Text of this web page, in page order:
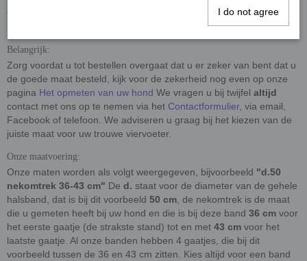
Omschrijving: Dog Collar 3cm, Turquoise, Blue Neoprene Fabric
Belangrijk:
Zorg voordat u tot bestellen overgaat dat u er zeker van bent dat u
de goede maat besteld, kijk voor de zekerheid nog even op onze
pagina Het opmeten van uw hond We vragen u bij twijfel altijd
contact met ons op te nemen via het Contactformulier, via email,
Facebook of telefoon. We adviseren u graag bij het kiezen van de
juiste maat voor uw trouwe viervoeter.
Onze maatvoering:
Onze maten worden als volgt weergegeven, bijvoorbeeld "d.50
nekomtrek 36-43 cm" De d. staat voor de diameter van de gehele
halsband, dat is bij dit voorbeeld 50 cm , de nekomtrek is de maat
die u gemeten heeft bij uw hond en die is bij deze band 36 cm voor
het eerste gaatje (de strakste stand) tot en met 43 cm voor het
laatste gaatje. Al onze banden hebben 4 gaatjes, die bij dit
voorbeeld tussen de 36 en 43 cm zitten. Kies altijd voor een band
I do not agree